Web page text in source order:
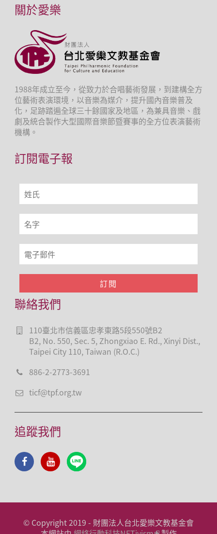
關於愛樂
1988年成立至今，從致力於合唱藝術發展，到建構全方
位藝術表演環境，以音樂為媒介，提升國內音樂普及
化，足跡踏遍全球三十餘國家及地區，為兼具音樂、戲
劇及統合製作大型國際音樂節暨賽事的全方位表演藝術
機構。
訂閱電子報
聯絡我們
110臺北市信義區忠孝東路5段550號B2
B2, No. 550, Sec. 5, Zhongxiao E. Rd., Xinyi Dist.,
Taipei City 110, Taiwan (R.O.C.)
886-2-2773-3691
ticf@tpf.org.tw
追蹤我們
© Copyright 2019 - 財團法人台北愛樂文教基金會